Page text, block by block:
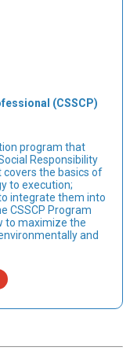
(CSSCP)
program that
Responsibility
covers the basics of
to execution;
integrate them into
CSSCP Program
to maximize the
and